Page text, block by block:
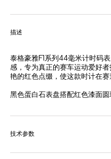
描述
泰格豪雅F1系列44毫米计时码
感，专为真正的赛车运动爱好
艳的红色点缀，使这款时计在赛
黑色蛋白石表盘搭配红色漆面
胶表带使其能够轻松应对任何冒
技术参数